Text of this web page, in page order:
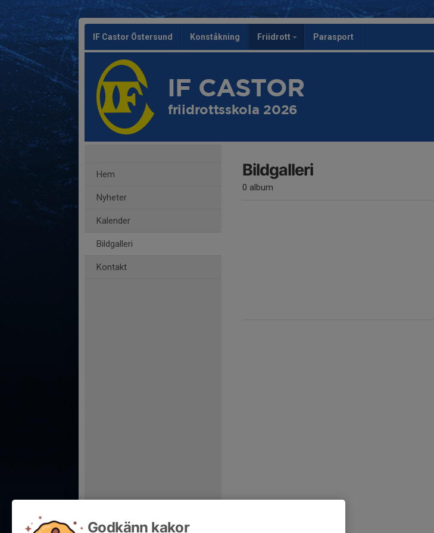
IF Castor Östersund Konståkning Friidrott Parasport
IF CASTOR
friidrottsskola 2026
Hem
Nyheter
Kalender
Bildgalleri
Kontakt
Bildgalleri
0 album
Godkänn kakor